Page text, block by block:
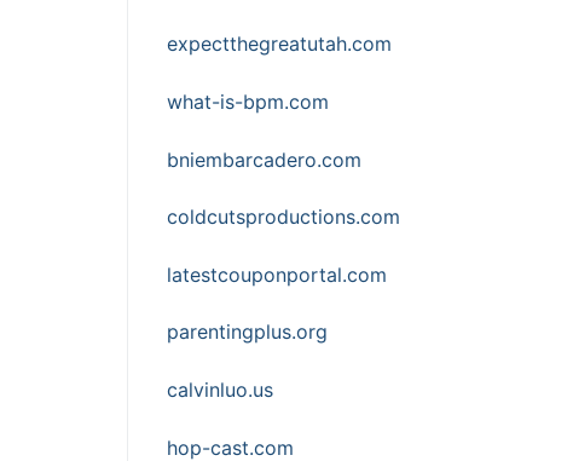
expectthegreatutah.com
what-is-bpm.com
bniembarcadero.com
coldcutsproductions.com
latestcouponportal.com
parentingplus.org
calvinluo.us
hop-cast.com